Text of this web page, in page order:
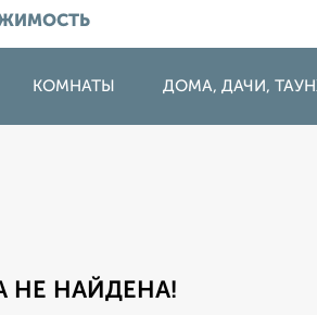
КОМНАТЫ ДОМА, ДАЧИ,
НЕ НАЙДЕНА!